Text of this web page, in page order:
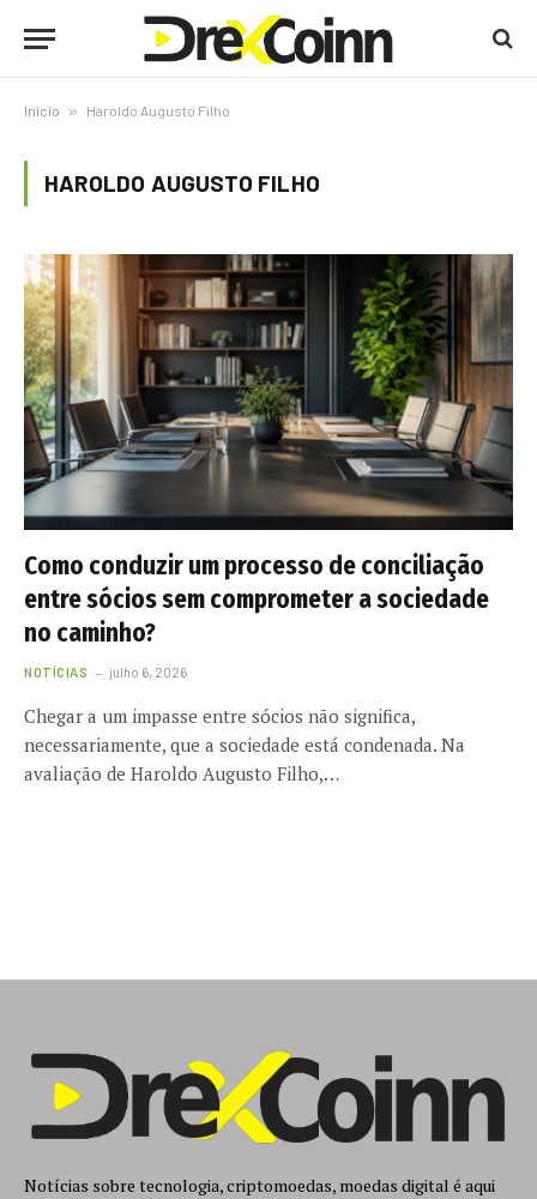
Início » Haroldo Augusto Filho
HAROLDO AUGUSTO FILHO
Como conduzir um processo de conciliação
entre sócios sem comprometer a sociedade
no caminho?
NOTÍCIAS julho 6, 2026
Chegar a um impasse entre sócios não significa,
necessariamente, que a sociedade está condenada. Na
avaliação de Haroldo Augusto Filho,…
Notícias sobre tecnologia, criptomoedas, moedas digital é aqui